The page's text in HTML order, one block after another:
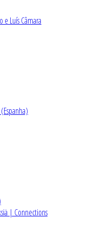
e Luís Câmara
(Espanha)
| Connections